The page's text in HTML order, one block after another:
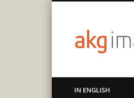
Art | Culture | History
IN ENGLISH